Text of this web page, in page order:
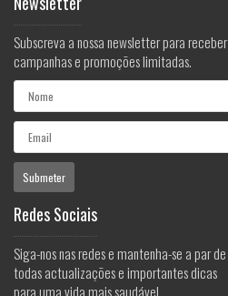
Subscreva a nossa newsletter para receber
campanhas e promoções limitadas.
Redes Sociais
Siga-nos nas redes e mantenha-se a par de
todas actualizações e importantes dicas
para uma vida mais saudável.